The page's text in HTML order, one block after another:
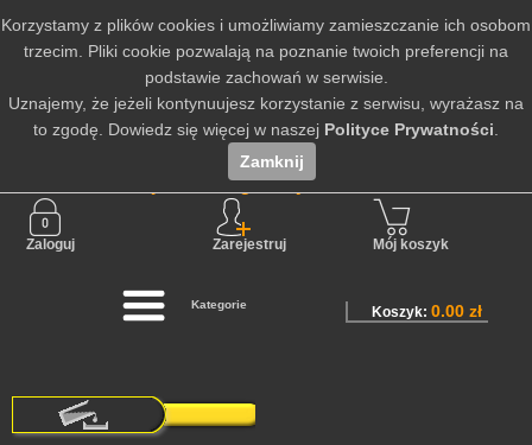
Nie jesteś zalogowany
Zaloguj Zarejestruj Mój koszyk
Kategorie Koszyk:0.00 zł
Korzystamy z plików cookies i umożliwiamy zamieszczanie ich osobom
trzecim. Pliki cookie pozwalają na poznanie twoich preferencji na
podstawie zachowań w serwisie.
Uznajemy, że jeżeli kontynuujesz korzystanie z serwisu, wyrażasz na
to zgodę. Dowiedz się więcej w naszej Polityce Prywatności
Zamknij